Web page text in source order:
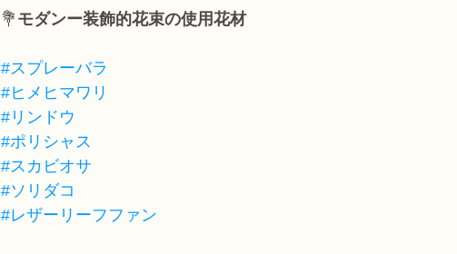
💐 モダンー装飾的花束の使用花材
#スプレーバラ
#ヒメヒマワリ
#リンドウ
#ポリシャス
#スカビオサ
#ソリダコ
#レザーリーフファン